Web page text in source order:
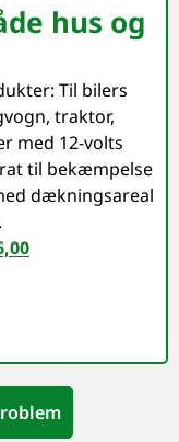
hus og
Til bilers
traktor,
med 12-volts
til bekæmpelse
dækningsareal